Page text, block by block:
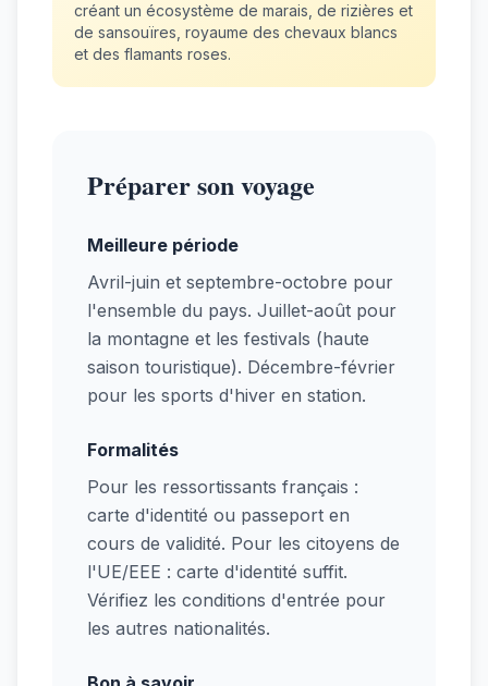
créant un écosystème de marais, de rizières et
de sansouïres, royaume des chevaux blancs
et des flamants roses.
Préparer son voyage
Meilleure période
Avril-juin et septembre-octobre pour
l'ensemble du pays. Juillet-août pour
la montagne et les festivals (haute
saison touristique). Décembre-février
pour les sports d'hiver en station.
Formalités
Pour les ressortissants français :
carte d'identité ou passeport en
cours de validité. Pour les citoyens de
l'UE/EEE : carte d'identité suffit.
Vérifiez les conditions d'entrée pour
les autres nationalités.